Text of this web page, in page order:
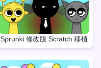
Sprunki 修改版 Scratch 移植